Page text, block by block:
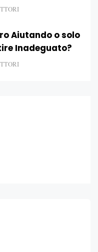
Aiutando o solo
Inadeguato?